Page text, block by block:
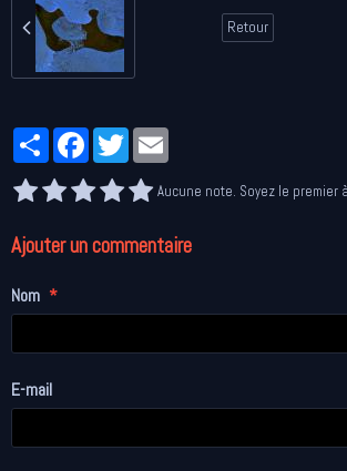
Retour
PartagerFacebookTwitter
Aucune note. Soyez le premier
Ajouter un commentaire
Nom
E-mail